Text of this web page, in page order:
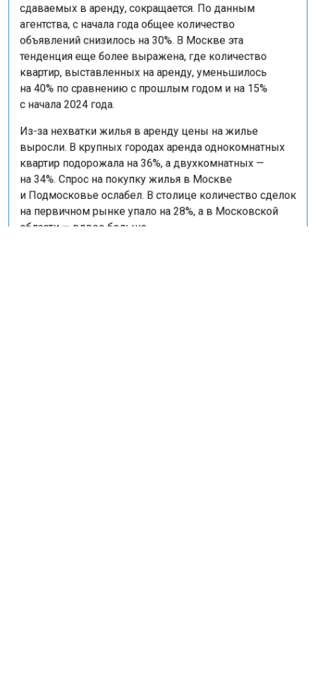
сдаваемых в аренду, сокращается. По данным
агентства, с начала года общее количество
объявлений снизилось на 30%. В Москве эта
тенденция еще более выражена, где количество
квартир, выставленных на аренду, уменьшилось
на 40% по сравнению с прошлым годом и на 15%
с начала 2024 года.
Из-за нехватки жилья в аренду цены на жилье
выросли. В крупных городах аренда однокомнатных
квартир подорожала на 36%, а двухкомнатных —
на 34%. Спрос на покупку жилья в Москве
и Подмосковье ослабел. В столице количество сделок
на первичном рынке упало на 28%, а в Московской